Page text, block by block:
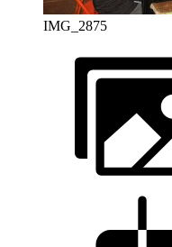
IMG_2875